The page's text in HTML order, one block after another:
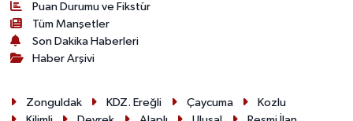
Puan Durumu ve Fikstür
Tüm Manşetler
Son Dakika Haberleri
Haber Arşivi
Zonguldak KDZ. Ereğli Çaycuma
Kozlu